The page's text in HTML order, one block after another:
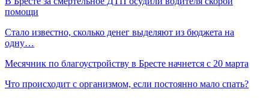
помощи
Стало известно, сколько денег выделяют из бюджета на
одну…
Месячник по благоустройству в Бресте начнется с 20 марта
Что происходит с организмом, если постоянно мало спать?